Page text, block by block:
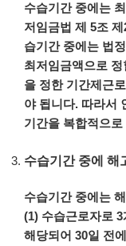
수습기간 중에는
저임금법 제 5조 제
습기간 중에는 법정
최저임금액으로 정
을 정한 기간제근
야 됩니다. 따라서
기간을 복합적으로
수습기간 중에 해
수습기간 중에는
(1) 수습근로자로 3
해당되어 30일 전에